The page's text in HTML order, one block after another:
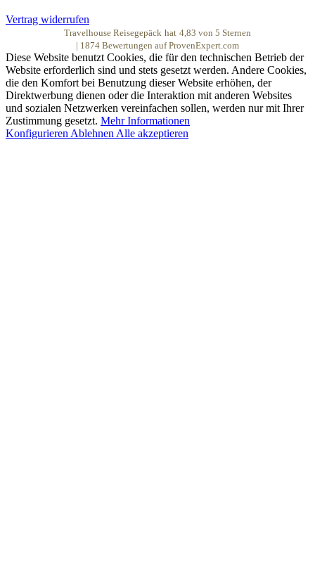
Vertrag widerrufen
Travelhouse Reisegepäck hat 4,83 von 5 Sternen
1874 Bewertungen auf ProvenExpert.com
Diese Website benutzt Cookies, die für den technischen Betrieb der
Website erforderlich sind und stets gesetzt werden. Andere Cookies,
die den Komfort bei Benutzung dieser Website erhöhen, der
Direktwerbung dienen oder die Interaktion mit anderen Websites
und sozialen Netzwerken vereinfachen sollen, werden nur mit Ihrer
Zustimmung gesetzt. Mehr Informationen
Konfigurieren Ablehnen Alle akzeptieren